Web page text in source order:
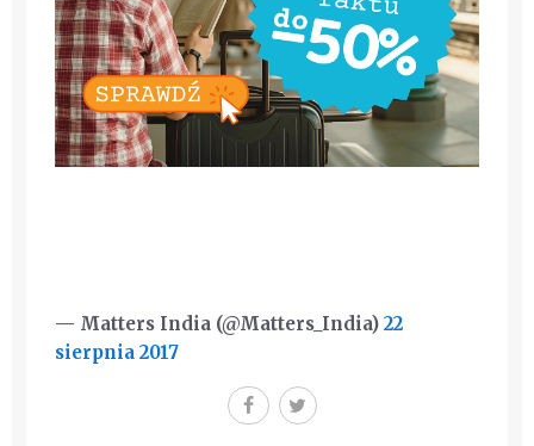
— Matters India (@Matters_India) 22
sierpnia 2017